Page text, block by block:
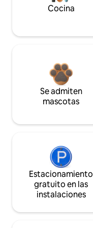
Cocina
Se admiten
mascotas
Estacionamiento
gratuito en las
instalaciones